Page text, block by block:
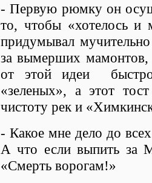
- Первую рюмку он
то, чтобы «хотелось и
придумывал
за вымерших
от этой идеи
«зеленых», а этот
чистоту рек и
- Какое мне дело до
А что если выпить за
«Смерть ворогам!»